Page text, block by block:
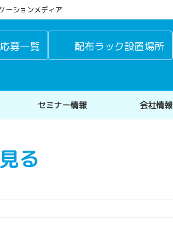
ーションメディア
募一覧 配布ラック設置場所
セミナー情報 会社情報
る